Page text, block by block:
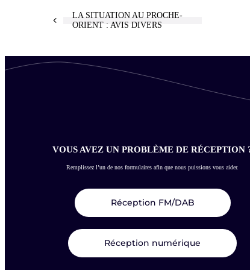
LA SITUATION AU PROCHE-
ORIENT : AVIS DIVERS
VOUS AVEZ UN PROBLÈME DE RÉCEPTION
Remplissez l’un de nos formulaires afin que nous puissions vous aider.
Réception FM/DAB
Réception numérique